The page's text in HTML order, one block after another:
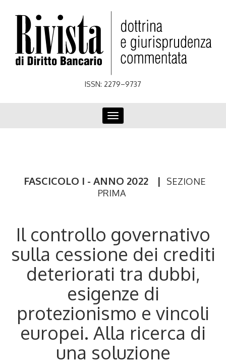
ISSN: 2279–9737
Toggle
navigation
FASCICOLO I - ANNO 2022 |
SEZIONE
PRIMA
Il controllo governativo
sulla cessione dei crediti
deteriorati tra dubbi,
esigenze di
protezionismo e vincoli
europei. Alla ricerca di
una soluzione